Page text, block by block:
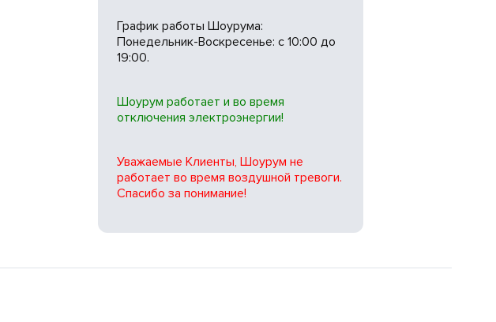
График работы Шоурума:
Понедельник-Воскресенье: с 10:00 до
19:00.
Шоурум работает и во время
отключения электроэнергии!
Уважаемые Клиенты, Шоурум не
работает во время воздушной тревоги.
Спасибо за понимание!